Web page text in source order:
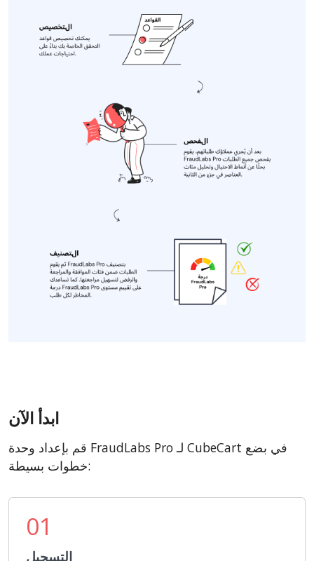
ابدأ الآن
قم بإعداد وحدة FraudLabs Pro لـ CubeCart في بضع
خطوات بسيطة:
01
التسجيل